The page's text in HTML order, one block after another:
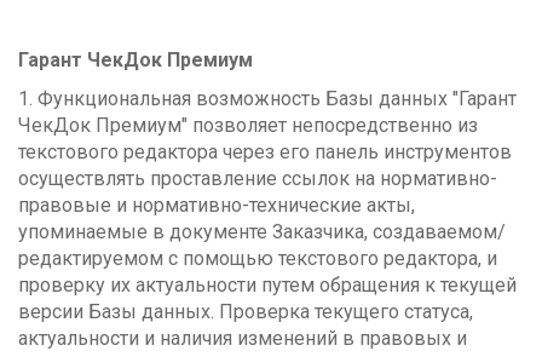
Гарант ЧекДок Премиум
1. Функциональная возможность Базы данных "Гарант
ЧекДок Премиум" позволяет непосредственно из
текстового редактора через его панель инструментов
осуществлять проставление ссылок на нормативно-
правовые и нормативно-технические акты,
упоминаемые в документе Заказчика, создаваемом/
редактируемом с помощью текстового редактора, и
проверку их актуальности путем обращения к текущей
версии Базы данных. Проверка текущего статуса,
актуальности и наличия изменений в правовых и